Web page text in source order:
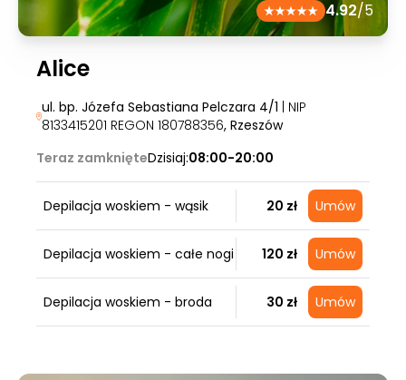
4.92/5
Alice
ul. bp. Józefa Sebastiana Pelczara 4/1 | NIP
8133415201 REGON 180788356, Rzeszów
Teraz zamknięteDzisiaj:08:00-20:00
Depilacja woskiem - wąsik 20 zł Umów
Depilacja woskiem - całe nogi 120 zł Umów
Depilacja woskiem - broda 30 zł Umów